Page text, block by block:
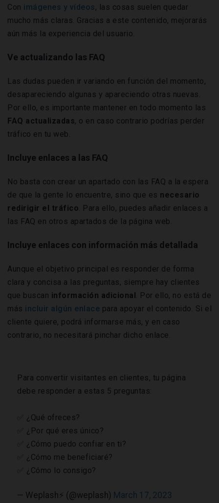
Con imágenes y vídeos, las cosas suelen quedar
mucho más claras. Gracias a este contenido, mejorarás
aún más la experiencia del usuario.
Ve actualizando las FAQ
Las dudas pueden ir variando en función del momento,
desapareciendo algunas y apareciendo otras nuevas.
Por ello, es importante mantener en todo momento las
FAQ actualizadas, o en caso contrario podrías perder
tráfico en tu web.
Incluye enlaces a las FAQ
No basta con crear un apartado con las FAQ a la espera
de que la gente lo encuentre, sino que es necesario
redirigir el tráfico. Para ello, puedes añadir enlaces a
las FAQ en otros apartados de la página web.
Incluye enlaces con información más detallada
Aunque el objetivo principal es responder de forma
clara y concisa a las preguntas, siempre hay clientes
que buscan información adicional . Por ello, no está de
más incluir algún enlace para apoyar el contenido. Si el
cliente quiere, podrá informarse más, y en caso
contrario, no necesitará pinchar dicho enlace.
Para convertir visitantes en clientes, tu página
debe responder a estas 5 preguntas:
✅ ¿Qué ofreces?
✅ ¿Por qué eres único?
✅ ¿Cómo puedo confiar en ti?
✅ ¿Cómo me beneficiaré?
✅ ¿Cómo lo consigo?
— Weplash⚡️ (@weplash) March 17, 2023